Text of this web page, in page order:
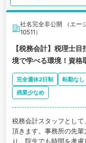
社名完全非公開 （エー
10511）
【税務会計】税理士
境で学べる環境！資格
完全週休2日制 転勤なし
残業少なめ
税務会計スタッフとし
頂きます。事務所の先
り、院生でも時間を考